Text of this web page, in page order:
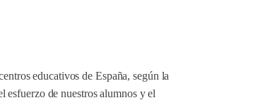
educativos de España, según la
esfuerzo de nuestros alumnos y el